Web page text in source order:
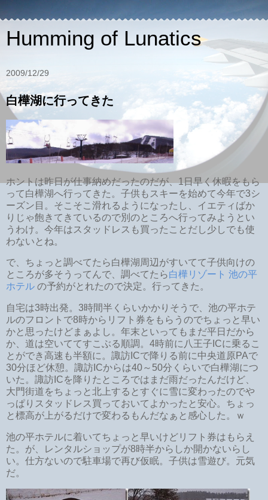
Humming of Lunatics
2009/12/29
白樺湖に行ってきた
ホントは昨日が仕事納めだったのだが、1日早く休暇をもら
って白樺湖へ行ってきた。子供もスキーを始めて今年で3シ
ーズン目。そこそこ滑れるようになったし、イエティばか
りじゃ飽きてきているので別のところへ行ってみようとい
うわけ。今年はスタッドレスも買ったことだし少しでも使
わないとね。
で、ちょっと調べてたら白樺湖周辺がすいてて子供向けの
ところが多そうってんで、調べてたら白樺リゾート 池の平
ホテル の予約がとれたので決定。行ってきた。
自宅は3時出発。3時間半くらいかかりそうで、池の平ホテ
ルのフロントで8時からリフト券をもらうのでちょっと早い
かと思ったけどまぁよし。年末といってもまだ平日だから
か、道は空いててすこぶる順調。4時前に八王子ICに乗るこ
とができ高速も半額に。諏訪ICで降りる前に中央道原PAで
30分ほど休憩。諏訪ICからは40～50分くらいで白樺湖につ
いた。諏訪ICを降りたところではまだ雨だったんだけど、
大門街道をちょっと北上するとすぐに雪に変わったのでや
っぱりスタッドレス買っておいてよかったと安心。ちょっ
と標高が上がるだけで変わるもんだなぁと感心した。ｗ
池の平ホテルに着いてちょっと早いけどリフト券はもらえ
た。が、レンタルショップが8時半からしか開かないらし
い。仕方ないので駐車場で再び仮眠。子供は雪遊び。元気
だ。